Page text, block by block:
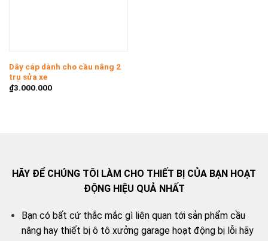
Dây cáp dành cho cầu nâng 2
trụ sửa xe
₫3.000.000
HÃY ĐỂ CHÚNG TÔI LÀM CHO THIẾT BỊ CỦA BẠN HOẠT
ĐỘNG HIỆU QUẢ NHẤT
Bạn có bất cứ thắc mắc gì liên quan tới sản phẩm cầu
nâng hay thiết bị ô tô xưởng garage hoạt động bị lỗi hãy